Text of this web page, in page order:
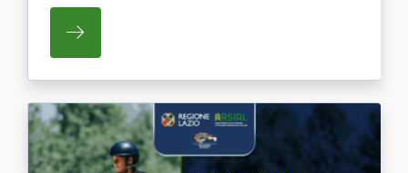
SU REGIONE LAZIO E ARSIAL HANNO